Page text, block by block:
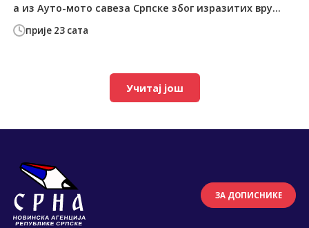
прије 23 сата
а из Ауто-мото савеза Српске због изразитих вру...
Учитај још
ЗА ДОПИСНИКЕ